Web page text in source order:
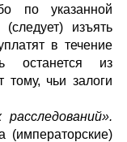
по указанной
изъять
в течение
останется из
тому, чьи залоги
(императорские)